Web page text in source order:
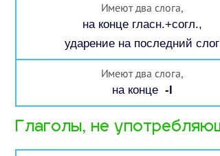
Имеют два слога,
на конце гласн.+согл.,
ударение на последний слог
Имеют два слога,
на конце -l
Глаголы, не